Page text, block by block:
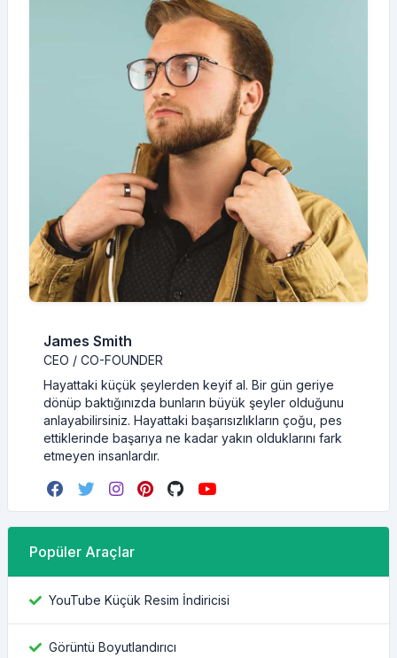
James Smith
CEO / CO-FOUNDER
Hayattaki küçük şeylerden keyif al. Bir gün geriye
dönüp baktığınızda bunların büyük şeyler olduğunu
anlayabilirsiniz. Hayattaki başarısızlıkların çoğu, pes
ettiklerinde başarıya ne kadar yakın olduklarını fark
etmeyen insanlardır.
Popüler Araçlar
YouTube Küçük Resim İndiricisi
Görüntü Boyutlandırıcı